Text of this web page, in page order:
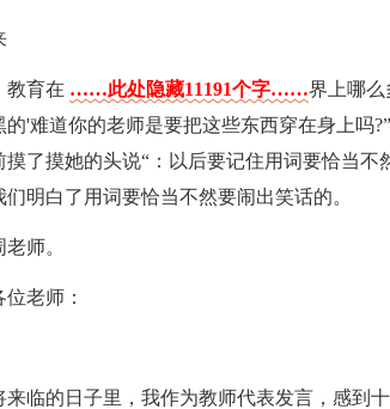
教育在 ……此处隐藏11191个字……界上哪么
的'难道你的老师是要把这些东西穿在身上吗
摸了摸她的头说“：以后要记住用词要恰当
们明白了用词要恰当不然要闹出笑话的。
师。
老师：
来临的日子里，我作为教师代表发言，感到